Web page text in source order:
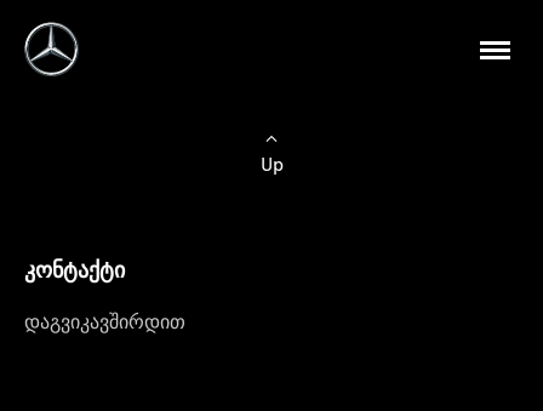
Up
კონტაქტი
დაგვიკავშირდით